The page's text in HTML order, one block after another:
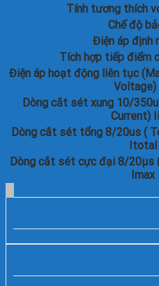
 Dòng cắt sét In Nominal
 Dòng cắt sét Imax Max surge
while built with
225~900kA per phase while
 Dòng ngắn mạch Short circuit
tested without external CB or
 Đáp ứng tiêu chuẩn UL1283
EMI/RFI) tần số lọc sét lên đến -
 Đầy đủ mode bảo vệ Full
 Bộ hiển thị cảnh báo lỗi
 Cảnh báo âm thanh khi SPD
 Tiếp điểm phụ dùng cho chỉ
 Có bộ đếm sét With Surge
Tính tương thích
Chế độ
Điện áp định
Tích hợp tiếp điểm
Điện áp hoạt động liên tục
Voltage)
Dòng cắt sét xung 10/
Current)
Dòng cắt sét tổng 8/20us (
Itotal
Dòng cắt sét cực đại 8/20μs
Imax